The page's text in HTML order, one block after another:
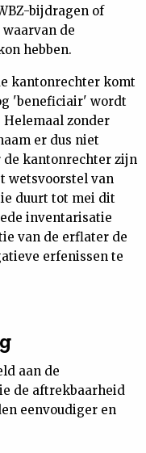
bijdragen of
de
hebben.
kantonrechter komt
'beneficiair' wordt
Helemaal zonder
er dus niet
de kantonrechter zijn
wetsvoorstel van
duurt tot mei dit
inventarisatie
van de erflater de
erfenissen te
aan de
de aftrekbaarheid
eenvoudiger en